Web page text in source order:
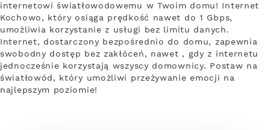
internetowi światłowodowemu w Twoim domu! Internet
Kochowo, który osiąga prędkość nawet do 1 Gbps,
umożliwia korzystanie z usługi bez limitu danych.
Internet, dostarczony bezpośrednio do domu, zapewnia
swobodny dostęp bez zakłóceń, nawet , gdy z internetu
jednocześnie korzystają wszyscy domownicy. Postaw na
światłowód, który umożliwi przeżywanie emocji na
najlepszym poziomie!